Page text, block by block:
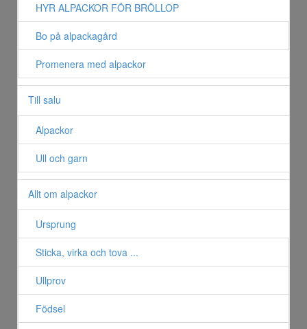
HYR ALPACKOR FÖR BRÖLLOP
Bo på alpackagård
Promenera med alpackor
Till salu
Alpackor
Ull och garn
Allt om alpackor
Ursprung
Sticka, virka och tova ...
Ullprov
Födsel